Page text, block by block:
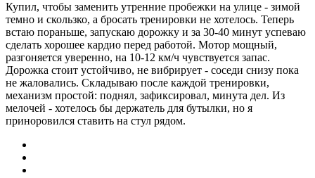
Купил, чтобы заменить утренние пробежки на улице - зимой
темно и скользко, а бросать тренировки не хотелось. Теперь
встаю пораньше, запускаю дорожку и за 30-40 минут успеваю
сделать хорошее кардио перед работой. Мотор мощный,
разгоняется уверенно, на 10-12 км/ч чувствуется запас.
Дорожка стоит устойчиво, не вибрирует - соседи снизу пока
не жаловались. Складываю после каждой тренировки,
механизм простой: поднял, зафиксировал, минута дел. Из
мелочей - хотелось бы держатель для бутылки, но я
приноровился ставить на стул рядом.